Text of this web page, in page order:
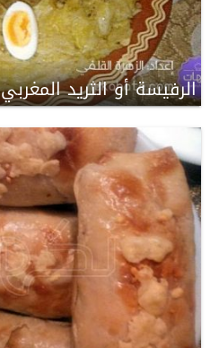
الرفيسة أو الثريد المغربي